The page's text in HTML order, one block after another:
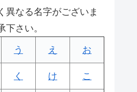
異なる名字がございま
下さい。
う え お
く け こ